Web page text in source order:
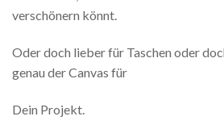
verschönern könnt.
Oder doch lieber für Taschen oder
genau der Canvas für
Dein Projekt.